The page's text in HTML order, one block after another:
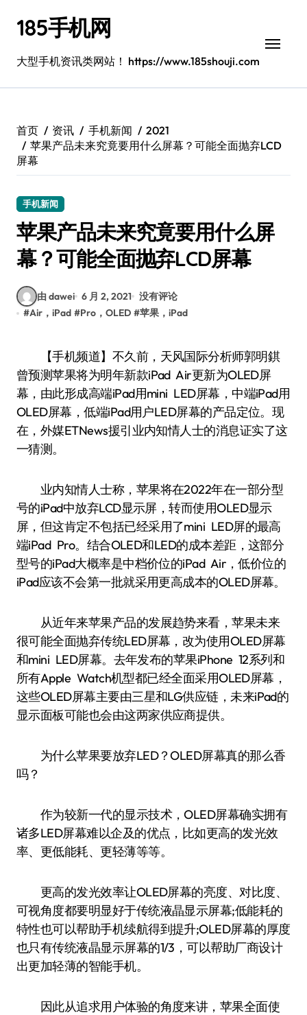
185手机网
大型手机资讯类网站！ https://www.185shouji.com
首页 资讯 手机新闻
2021
苹果产品未来究竟要用什么屏幕？可能全面抛弃LCD
屏幕
手机新闻
苹果产品未来究竟要用什么屏
幕？可能全面抛弃LCD屏幕
由 dawei 6 月 2, 2021 没有评论
#Air，iPad #Pro，OLED #苹果，iPad
【手机频道】不久前，天风国际分析师郭明錤
曾预测苹果将为明年新款iPad Air更新为OLED屏
幕，由此形成高端iPad用mini LED屏幕，中端iPad用
OLED屏幕，低端iPad用户LED屏幕的产品定位。现
在，外媒ETNews援引业内知情人士的消息证实了这
一猜测。
业内知情人士称，苹果将在2022年在一部分型
号的iPad中放弃LCD显示屏，转而使用OLED显示
屏，但这肯定不包括已经采用了mini LED屏的最高
端iPad Pro。结合OLED和LED的成本差距，这部分
型号的iPad大概率是中档价位的iPad Air，低价位的
iPad应该不会第一批就采用更高成本的OLED屏幕。
从近年来苹果产品的发展趋势来看，苹果未来
很可能全面抛弃传统LED屏幕，改为使用OLED屏幕
和mini LED屏幕。去年发布的苹果iPhone 12系列和
所有Apple Watch机型都已经全面采用OLED屏幕，
这些OLED屏幕主要由三星和LG供应链，未来iPad的
显示面板可能也会由这两家供应商提供。
为什么苹果要放弃LED？OLED屏幕真的那么香
吗？
作为较新一代的显示技术，OLED屏幕确实拥有
诸多LED屏幕难以企及的优点，比如更高的发光效
率、更低能耗、更轻薄等等。
更高的发光效率让OLED屏幕的亮度、对比度、
可视角度都要明显好于传统液晶显示屏幕;低能耗的
特性也可以帮助手机续航得到提升;OLED屏幕的厚度
也只有传统液晶显示屏幕的1/3，可以帮助厂商设计
出更加轻薄的智能手机。
因此从追求用户体验的角度来讲，苹果全面使